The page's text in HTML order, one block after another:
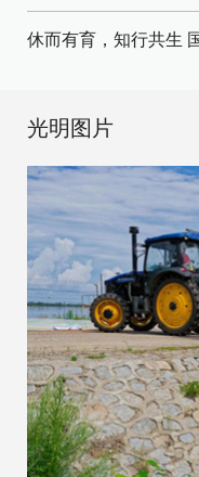
休而有育，知行共生
光明图片